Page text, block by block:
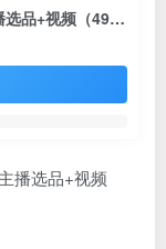
2024高级直播·运营系统课，直播运营+主播选品+视频（49节课）